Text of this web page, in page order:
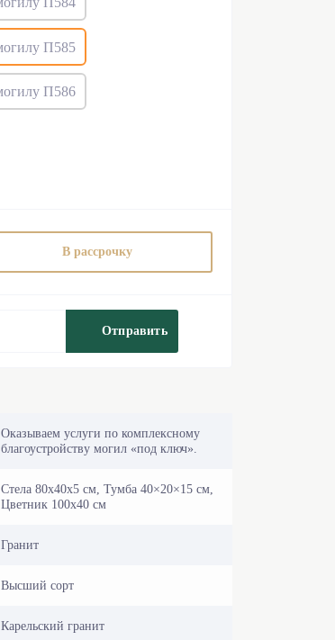
В рассрочку
Отправить
Оказываем услуги по комплексному
благоустройству могил «под ключ».
Стела 80х40х5 см, Тумба 40×20×15 см,
Цветник 100х40 см
Гранит
Высший сорт
Карельский гранит